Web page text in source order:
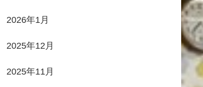
2026年1月
2025年12月
2025年11月